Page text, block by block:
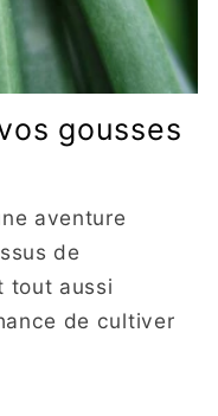
gousses
aventure
de
tout aussi
de cultiver